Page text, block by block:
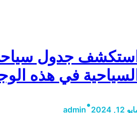
جدول سياحي
في هذه
12, 2024
•
admin